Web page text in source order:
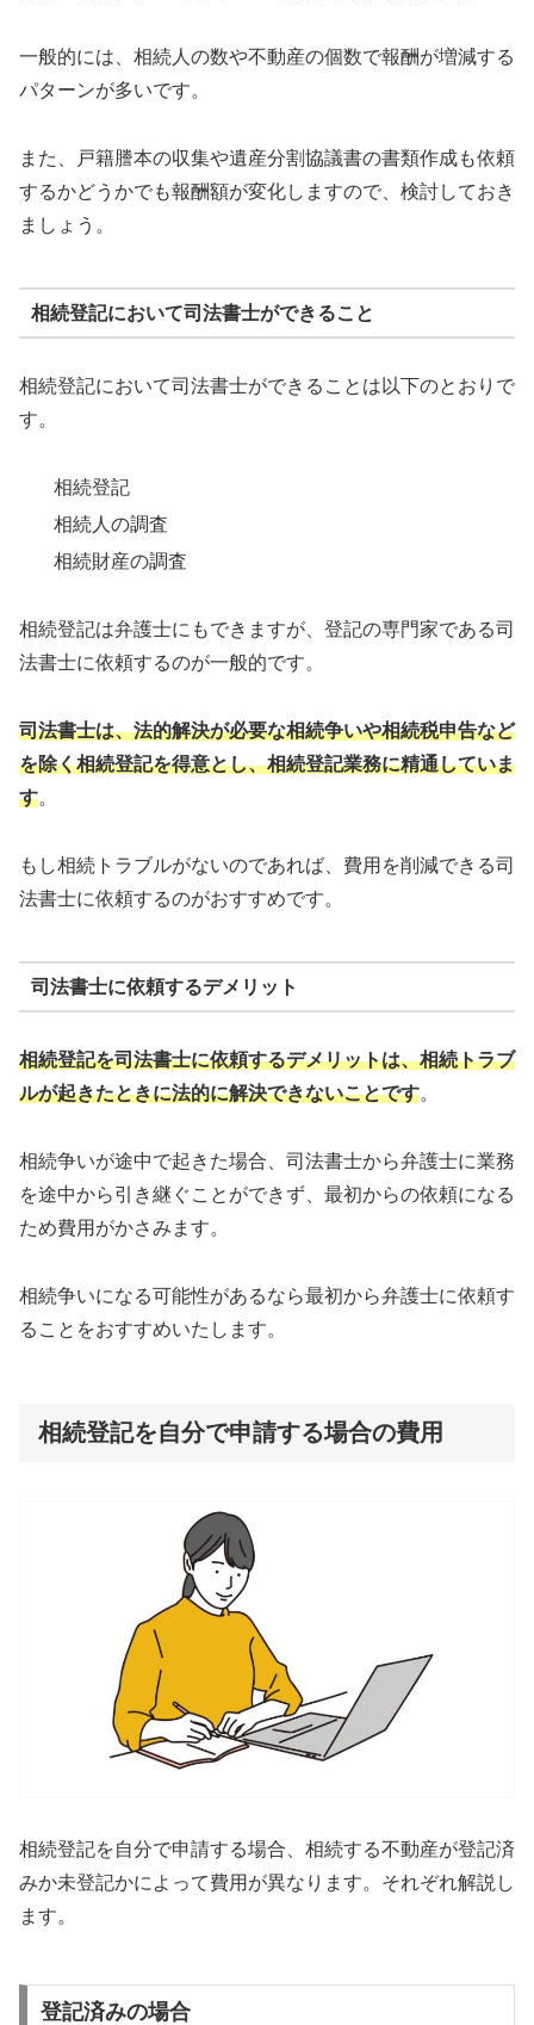
一般的には、相続人の数や不動産の個数で報酬が増減する
パターンが多いです。
また、戸籍謄本の収集や遺産分割協議書の書類作成も依頼
するかどうかでも報酬額が変化しますので、検討しておき
ましょう。
相続登記において司法書士ができること
相続登記において司法書士ができることは以下のとおりで
す。
相続登記
相続人の調査
相続財産の調査
相続登記は弁護士にもできますが、登記の専門家である司
法書士に依頼するのが一般的です。
司法書士は、法的解決が必要な相続争いや相続税申告など
を除く相続登記を得意とし、相続登記業務に精通していま
す。
もし相続トラブルがないのであれば、費用を削減できる司
法書士に依頼するのがおすすめです。
司法書士に依頼するデメリット
相続登記を司法書士に依頼するデメリットは、相続トラブ
ルが起きたときに法的に解決できないことです。
相続争いが途中で起きた場合、司法書士から弁護士に業務
を途中から引き継ぐことができず、最初からの依頼になる
ため費用がかさみます。
相続争いになる可能性があるなら最初から弁護士に依頼す
ることをおすすめいたします。
相続登記を自分で申請する場合の費用
相続登記を自分で申請する場合、相続する不動産が登記済
みか未登記かによって費用が異なります。それぞれ解説し
ます。
登記済みの場合